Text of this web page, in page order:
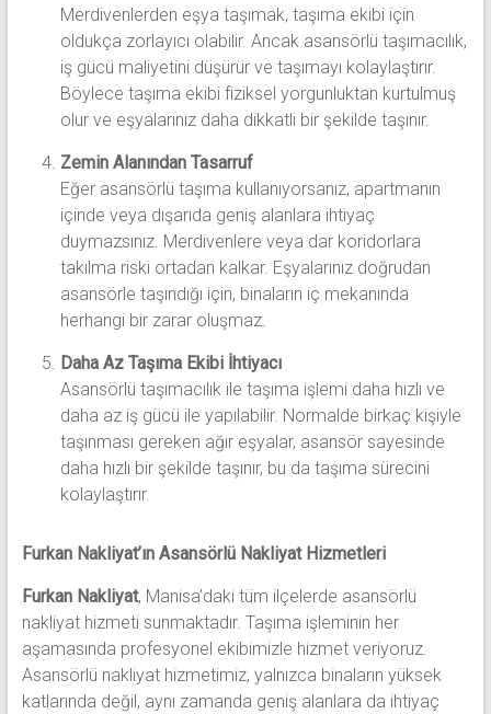
Merdivenlerden eşya taşımak, taşıma ekibi için
oldukça zorlayıcı olabilir. Ancak asansörlü taşımacılık,
iş gücü maliyetini düşürür ve taşımayı kolaylaştırır.
Böylece taşıma ekibi fiziksel yorgunluktan kurtulmuş
olur ve eşyalarınız daha dikkatli bir şekilde taşınır.
Zemin Alanından Tasarruf
Eğer asansörlü taşıma kullanıyorsanız, apartmanın
içinde veya dışarıda geniş alanlara ihtiyaç
duymazsınız. Merdivenlere veya dar koridorlara
takılma riski ortadan kalkar. Eşyalarınız doğrudan
asansörle taşındığı için, binaların iç mekanında
herhangi bir zarar oluşmaz.
Daha Az Taşıma Ekibi İhtiyacı
Asansörlü taşımacılık ile taşıma işlemi daha hızlı ve
daha az iş gücü ile yapılabilir. Normalde birkaç kişiyle
taşınması gereken ağır eşyalar, asansör sayesinde
daha hızlı bir şekilde taşınır, bu da taşıma sürecini
kolaylaştırır.
Furkan Nakliyat’ın Asansörlü Nakliyat Hizmetleri
Furkan Nakliyat, Manisa’daki tüm ilçelerde asansörlü
nakliyat hizmeti sunmaktadır. Taşıma işleminin her
aşamasında profesyonel ekibimizle hizmet veriyoruz.
Asansörlü nakliyat hizmetimiz, yalnızca binaların yüksek
katlarında değil, aynı zamanda geniş alanlara da ihtiyaç